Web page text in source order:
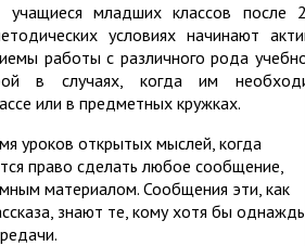
младших классов после
условиях начинают
работы с различного рода
в случаях, когда им
или в предметных кружках.
уроков открытых мыслей, когда
право сделать любое сообщение,
материалом. Сообщения эти, как
знают те, кому хотя бы